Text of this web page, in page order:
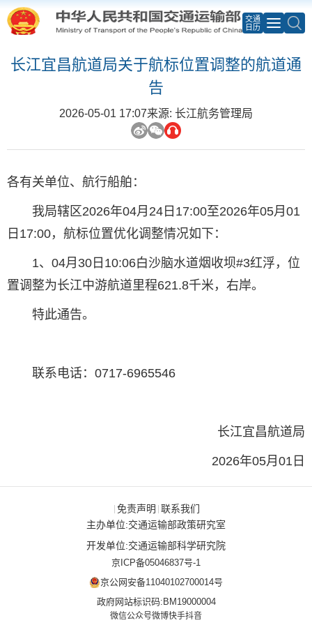
交通
日历
长江宜昌航道局关于航标位置调整的航道通
告
2026-05-01 17:07来源: 长江航务管理局
各有关单位、航行船舶：
我局辖区2026年04月24日17:00至2026年05月01
日17:00，航标位置优化调整情况如下：
1、04月30日10:06白沙脑水道烟收坝#3红浮，位
置调整为长江中游航道里程621.8千米，右岸。
特此通告。
联系电话：0717-6965546
长江宜昌航道局
2026年05月01日
| 免责声明 | 联系我们
主办单位:交通运输部政策研究室
开发单位:交通运输部科学研究院
京ICP备05046837号-1
京公网安备11040102700014号
政府网站标识码:BM19000004
微信公众号微博快手抖音